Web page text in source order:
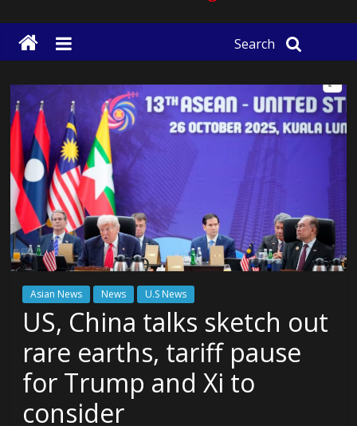
Search
Asian News News U.S News
US, China talks sketch out
rare earths, tariff pause
for Trump and Xi to
consider